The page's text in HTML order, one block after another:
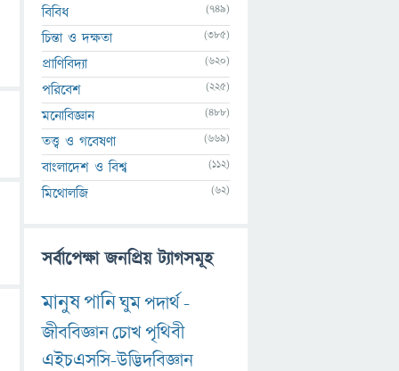
বিবিধ (749)
চিন্তা ও দক্ষতা (385)
প্রাণিবিদ্যা (620)
পরিবেশ (225)
মনোবিজ্ঞান (488)
তত্ত্ব ও গবেষণা (669)
বাংলাদেশ ও বিশ্ব (112)
মিথোলজি (62)
সর্বাপেক্ষা জনপ্রিয় ট্যাগসমূহ
মানুষপানিঘুমপদার্থ-
জীববিজ্ঞানচোখপৃথিবী
এইচএসসি-উদ্ভিদবিজ্ঞান